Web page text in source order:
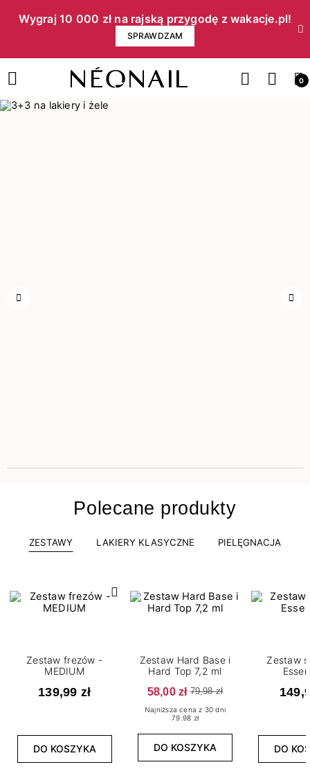
Wygraj 10 000 zł na rajską przygodę z wakacje.pl!​
SPRAWDZAM
0
Polecane produkty
ZESTAWY LAKIERY KLASYCZNE PIELĘGNACJA
Zestaw frezów -
MEDIUM
139,99 zł
DO KOSZYKA
Zestaw Hard Base i
Hard Top 7,2 ml
58,00 zł 79,98 zł
Najniższa cena z 30 dni
79.98 zł
DO KOSZYKA
Zestaw
DO